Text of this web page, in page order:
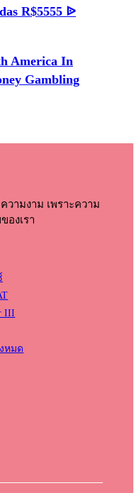
R$5555 ᐉ
America In
Gambling
วามงาม เพราะความ
องเรา
III
หมด